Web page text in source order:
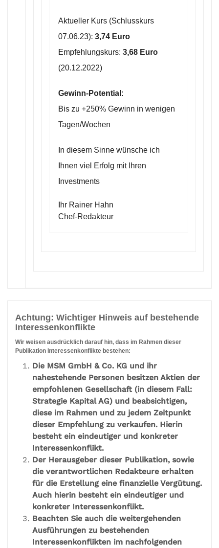
Aktueller Kurs (Schlusskurs
07.06.23): 3,74 Euro
Empfehlungskurs: 3,68 Euro
(20.12.2022)
Gewinn-Potential:
Bis zu +250% Gewinn in wenigen
Tagen/Wochen
In diesem Sinne wünsche ich
Ihnen viel Erfolg mit Ihren
Investments
Ihr Rainer Hahn
Chef-Redakteur
Achtung: Wichtiger Hinweis auf bestehende
Interessenkonflikte
Wir weisen ausdrücklich darauf hin, dass im Rahmen dieser
Publikation Interessenkonflikte bestehen:
Die MSM GmbH & Co. KG und ihr
nahestehende Personen besitzen Aktien der
empfohlenen Gesellschaft (in diesem Fall:
Strategie Kapital AG) und beabsichtigen,
diese im Rahmen und zu jedem Zeitpunkt
dieser Empfehlung zu verkaufen. Hierin
besteht ein eindeutiger und konkreter
Interessenkonflikt.
Der Herausgeber dieser Publikation, sowie
die verantwortlichen Redakteure erhalten
für die Erstellung eine finanzielle Vergütung.
Auch hierin besteht ein eindeutiger und
konkreter Interessenkonflikt.
Beachten Sie auch die weitergehenden
Ausführungen zu bestehenden
Interessenkonflikten im nachfolgenden